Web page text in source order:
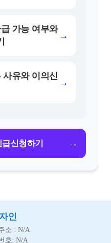
가능 여부와
→
사유와 이의신
→
신청하기 →
인
소 : N/A
호: N/A